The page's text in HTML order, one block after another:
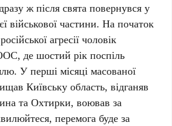
ж після свята повернувся у
військової частини. На початок
агресії чоловік
де шостий рік поспіль
У перші місяці масованої
Київську область, відганяв
та Охтирки, воював за
перемога буде за